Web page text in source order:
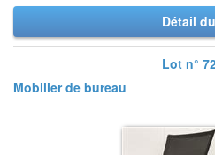
Détail
Lot n°
Mobilier de bureau